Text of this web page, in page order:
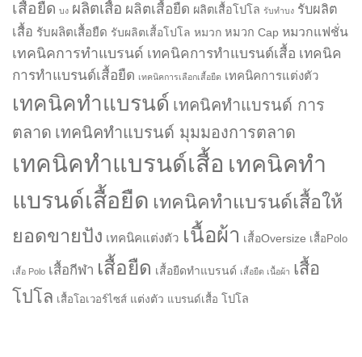
เสื้อยืด บง ผลิตเสื้อ ผลิตเสื้อยืด ผลิตเสื้อโปโล รับทำบง รับผลิต
เสื้อ รับผลิตเสื้อยืด รับผลิตเสื้อโปโล หมวก หมวก Cap หมวกแฟชั่น
เทคนิคการทำแบรนด์ เทคนิคการทำแบรนด์เสื้อ เทคนิค
การทำแบรนด์เสื้อยืด เทคนิคการเลือกเสื้อยืด เทคนิคการแต่งตัว
เทคนิคทำแบรนด์ เทคนิคทำแบรนด์ การ
ตลาด เทคนิคทำแบรนด์ มุมมองการตลาด
เทคนิคทำแบรนด์เสื้อ เทคนิคทำ
แบรนด์เสื้อยืด เทคนิคทำแบรนด์เสื้อให้
ยอดขายปัง เทคนิคแต่งตัว เนื้อผ้า เสื้อOversize เสื้อPolo
เสื้อ Polo เสื้อกีฬา เสื้อยืด เสื้อยืดทำแบรนด์ เสื้อยืด เนื้อผ้า เสื้อ
โปโล เสื้อโอเวอร์ไซส์ แต่งตัว แบรนด์เสื้อ โปโล